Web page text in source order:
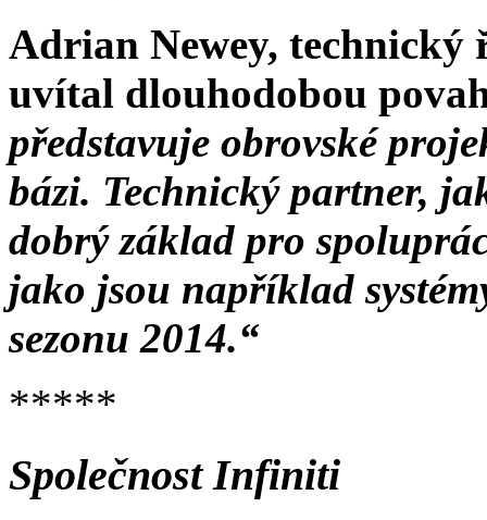
Adrian Newey, technický
uvítal dlouhodobou
představuje obrovské
bázi. Technický partner,
dobrý základ pro
jako jsou například
sezonu 2014.“
*****
Společnost Infiniti